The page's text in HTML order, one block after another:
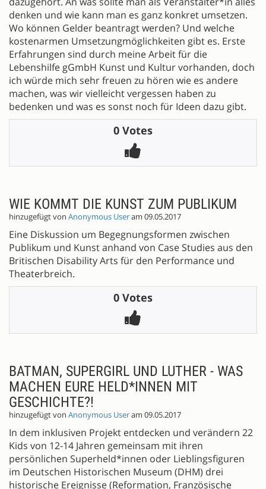
denken und wie kann man es ganz konkret umsetzen.
Wo können Gelder beantragt werden? Und welche
kostenarmen Umsetzungmöglichkeiten gibt es. Erste
Erfahrungen sind durch meine Arbeit für die
Lebenshilfe gGmbH Kunst und Kultur vorhanden, doch
ich würde mich sehr freuen zu hören wie es andere
machen, was wir vielleicht vergessen haben zu
bedenken und was es sonst noch für Ideen dazu gibt.
0 Votes
WIE KOMMT DIE KUNST ZUM PUBLIKUM
hinzugefügt von Anonymous Useram 09.05.2017
Eine Diskussion um Begegnungsformen zwischen
Publikum und Kunst anhand von Case Studies aus den
Britischen Disability Arts für den Performance und
Theaterbreich.
0 Votes
BATMAN, SUPERGIRL UND LUTHER - WAS
MACHEN EURE HELD*INNEN MIT
GESCHICHTE?!
hinzugefügt von Anonymous Useram 09.05.2017
In dem inklusiven Projekt entdecken und verändern 22
Kids von 12-14 Jahren gemeinsam mit ihren
persönlichen Superheld*innen oder Lieblingsfiguren
im Deutschen Historischen Museum (DHM) drei
historische Ereignisse (Reformation, Französische